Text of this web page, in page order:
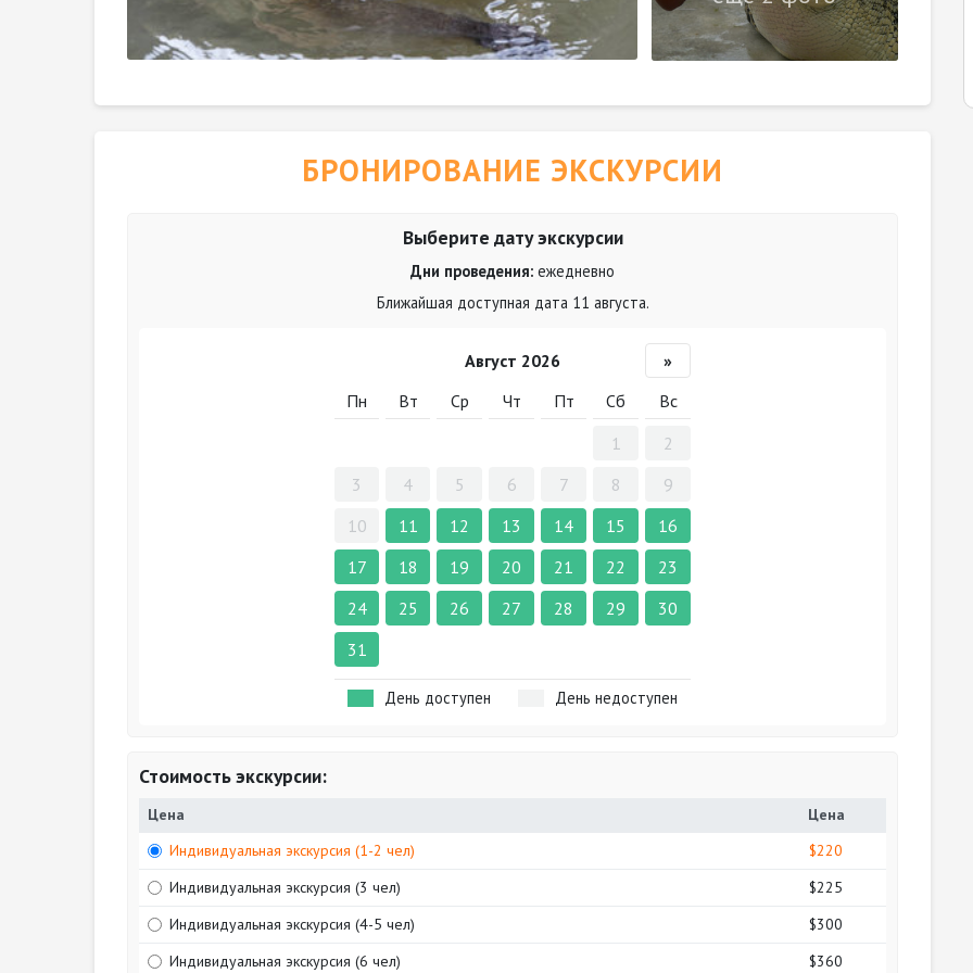
БРОНИРОВАНИЕ ЭКСКУРСИИ
Выберите дату экскурсии
Дни проведения: ежедневно
Ближайшая доступная дата 11 августа.
Август 2026
»
Пн
Вт Ср Чт Пт Сб
Вс
1
2
3
4 5 6 7 8
9
10
11 12 13 14 15
16
17
18 19 20 21 22
23
24
25 26 27 28 29
30
31
День доступен День недоступен
Стоимость экскурсии:
Цена
Цена
Индивидуальная экскурсия (1-2 чел)
$220
Индивидуальная экскурсия (3 чел)
$225
Индивидуальная экскурсия (4-5 чел)
$300
Индивидуальная экскурсия (6 чел)
$360